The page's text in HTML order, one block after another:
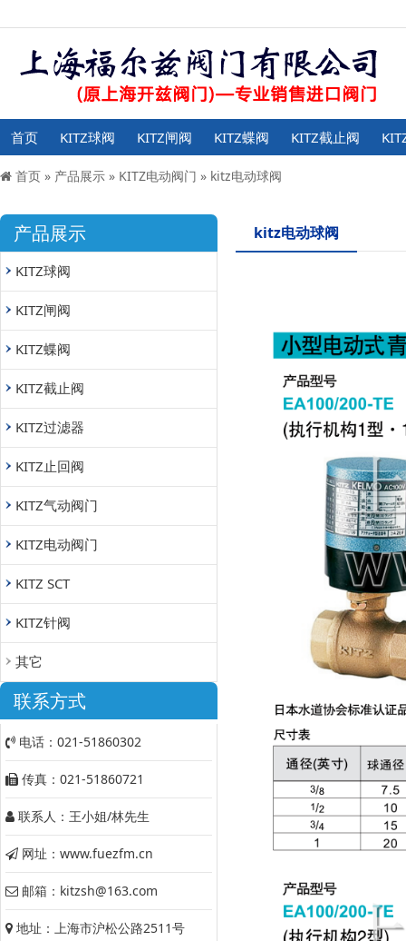
首页 KITZ球阀 KITZ闸阀 KITZ蝶阀 KITZ截止阀
首页 » 产品展示 » KITZ电动阀门 » kitz电动球阀
产品展示
KITZ球阀
KITZ闸阀
KITZ蝶阀
KITZ截止阀
KITZ过滤器
KITZ止回阀
KITZ气动阀门
KITZ电动阀门
KITZ SCT
KITZ针阀
其它
联系方式
电话：021-51860302
传真：021-51860721
联系人：王小姐/林先生
网址：www.fuezfm.cn
邮箱：kitzsh@163.com
地址：上海市沪松公路2511号
kitz电动球阀